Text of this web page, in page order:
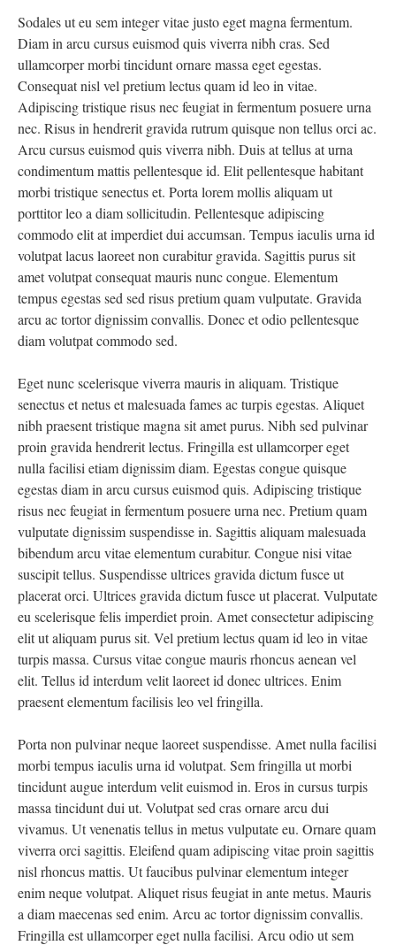
Sodales ut eu sem integer vitae justo eget magna fermentum.
Diam in arcu cursus euismod quis viverra nibh cras. Sed
ullamcorper morbi tincidunt ornare massa eget egestas.
Consequat nisl vel pretium lectus quam id leo in vitae.
Adipiscing tristique risus nec feugiat in fermentum posuere urna
nec. Risus in hendrerit gravida rutrum quisque non tellus orci ac.
Arcu cursus euismod quis viverra nibh. Duis at tellus at urna
condimentum mattis pellentesque id. Elit pellentesque habitant
morbi tristique senectus et. Porta lorem mollis aliquam ut
porttitor leo a diam sollicitudin. Pellentesque adipiscing
commodo elit at imperdiet dui accumsan. Tempus iaculis urna id
volutpat lacus laoreet non curabitur gravida. Sagittis purus sit
amet volutpat consequat mauris nunc congue. Elementum
tempus egestas sed sed risus pretium quam vulputate. Gravida
arcu ac tortor dignissim convallis. Donec et odio pellentesque
diam volutpat commodo sed.
Eget nunc scelerisque viverra mauris in aliquam. Tristique
senectus et netus et malesuada fames ac turpis egestas. Aliquet
nibh praesent tristique magna sit amet purus. Nibh sed pulvinar
proin gravida hendrerit lectus. Fringilla est ullamcorper eget
nulla facilisi etiam dignissim diam. Egestas congue quisque
egestas diam in arcu cursus euismod quis. Adipiscing tristique
risus nec feugiat in fermentum posuere urna nec. Pretium quam
vulputate dignissim suspendisse in. Sagittis aliquam malesuada
bibendum arcu vitae elementum curabitur. Congue nisi vitae
suscipit tellus. Suspendisse ultrices gravida dictum fusce ut
placerat orci. Ultrices gravida dictum fusce ut placerat. Vulputate
eu scelerisque felis imperdiet proin. Amet consectetur adipiscing
elit ut aliquam purus sit. Vel pretium lectus quam id leo in vitae
turpis massa. Cursus vitae congue mauris rhoncus aenean vel
elit. Tellus id interdum velit laoreet id donec ultrices. Enim
praesent elementum facilisis leo vel fringilla.
Porta non pulvinar neque laoreet suspendisse. Amet nulla facilisi
morbi tempus iaculis urna id volutpat. Sem fringilla ut morbi
tincidunt augue interdum velit euismod in. Eros in cursus turpis
massa tincidunt dui ut. Volutpat sed cras ornare arcu dui
vivamus. Ut venenatis tellus in metus vulputate eu. Ornare quam
viverra orci sagittis. Eleifend quam adipiscing vitae proin sagittis
nisl rhoncus mattis. Ut faucibus pulvinar elementum integer
enim neque volutpat. Aliquet risus feugiat in ante metus. Mauris
a diam maecenas sed enim. Arcu ac tortor dignissim convallis.
Fringilla est ullamcorper eget nulla facilisi. Arcu odio ut sem